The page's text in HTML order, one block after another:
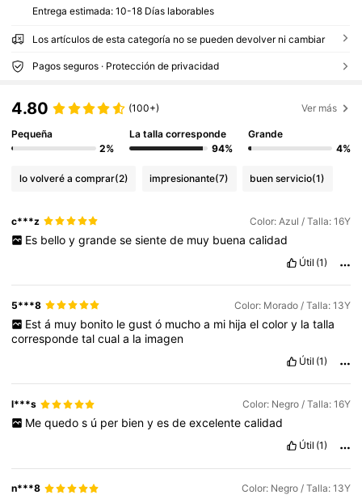
Entrega estimada: 10-18 Días laborables
Los artículos de esta categoría no se pueden devolver ni cambiar
Pagos seguros · Protección de privacidad
4.80 (100+) Ver más
Pequeña
2%
La talla corresponde
94%
Grande
4%
lo volveré a comprar(2) impresionante(7) buen servicio(1)
c***z Color: Azul / Talla: 16Y
Es bello y grande se siente de muy buena calidad
Útil (1)
5***8 Color: Morado / Talla: 13Y
Est á muy bonito le gust ó mucho a mi hija el color y la talla
correspondetalcuala la imagen
Útil (1)
l***s Color: Negro / Talla: 16Y
Me quedo s ú per bien y es de excelente calidad
Útil (1)
n***8 Color: Negro / Talla: 13Y